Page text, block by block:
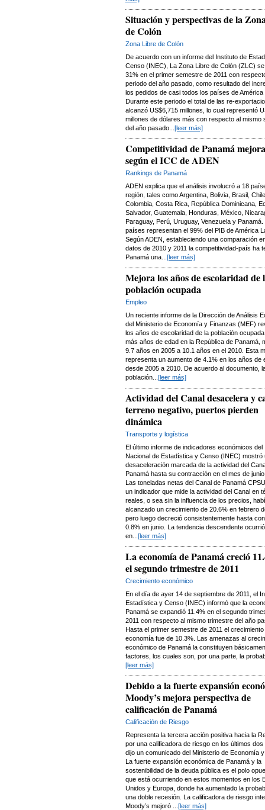
Situación y perspectivas de la
de Colón
Zona Libre de Colón
De acuerdo con un informe del Instituto de
Censo (INEC), La Zona Libre de Colón (ZLC)
31% en el primer semestre de 2011 con
periodo del año pasado, como resultado del
los pedidos de casi todos los países de América
Durante este periodo el total de las re-
alcanzó US$6,715 millones, lo cual representó
millones de dólares más con respecto al mismo
del año pasado... [leer más]
Competitividad de Panamá
según el ICC de ADEN
Rankings de Panamá
ADEN explica que el análisis involucró a 18
región, tales como Argentina, Bolivia, Brasil,
Colombia, Costa Rica, República Dominicana,
Salvador, Guatemala, Honduras, México,
Paraguay, Perú, Uruguay, Venezuela y Panamá.
países representan el 99% del PIB de América
Según ADEN, estableciendo una comparación
datos de 2010 y 2011 la competitividad-país ha
Panamá una... [leer más]
Mejora los años de escolaridad de
población ocupada
Empleo
Un reciente informe de la Dirección de Análisis
del Ministerio de Economía y Finanzas (MEF)
los años de escolaridad de la población
más años de edad en la República de Panamá,
9.7 años en 2005 a 10.1 años en el 2010. Esta
representa un aumento de 4.1% en los años de
desde 2005 a 2010. De acuerdo al documento,
población... [leer más]
Actividad del Canal desacelera y
terreno negativo, puertos pierden
dinámica
Transporte y logística
El último informe de indicadores económicos del
Nacional de Estadística y Censo (INEC) mostró
desaceleración marcada de la actividad del
Panamá hasta su contracción en el mes de junio
Las toneladas netas del Canal de Panamá
un indicador que mide la actividad del Canal en
reales, o sea sin la influencia de los precios,
alcanzado un crecimiento de 20.6% en febrero
pero luego decreció consistentemente hasta
0.8% en junio. La tendencia descendente
en... [leer más]
La economía de Panamá creció
el segundo trimestre de 2011
Crecimiento económico
En el día de ayer 14 de septiembre de 2011, el
Estadística y Censo (INEC) informó que la
Panamá se expandió 11.4% en el segundo
2011 con respecto al mismo trimestre del año
Hasta el primer semestre de 2011 el crecimiento
economía fue de 10.3%. Las amenazas al
económico de Panamá la constituyen
factores, los cuales son, por una parte, la
[leer más]
Debido a la fuerte expansión
Moody’s mejora perspectiva de
calificación de Panamá
Calificación de Riesgo
Representa la tercera acción positiva hacia la
por una calificadora de riesgo en los últimos dos
dijo un comunicado del Ministerio de Economía
La fuerte expansión económica de Panamá y la
sostenibilidad de la deuda pública es el polo
que está ocurriendo en estos momentos en los
Unidos y Europa, donde ha aumentado la
una doble recesión. La calificadora de riesgo
Moody’s mejoró ... [leer más]